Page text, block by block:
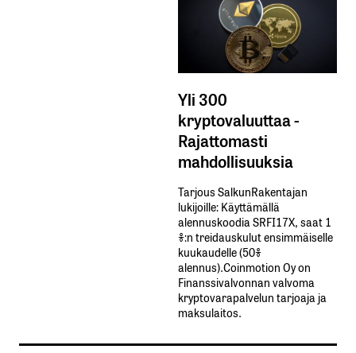
Yli 300
kryptovaluuttaa -
Rajattomasti
mahdollisuuksia
Tarjous SalkunRakentajan
lukijoille: Käyttämällä​ ​
alennuskoodia​ ​SRFI17X,​ ​saat​ ​1
%:n treidauskulut​ ​ensimmäiselle​ ​
kuukaudelle​ ​(50%​ ​
alennus).Coinmotion Oy on
Finanssivalvonnan valvoma
kryptovarapalvelun tarjoaja ja
maksulaitos.